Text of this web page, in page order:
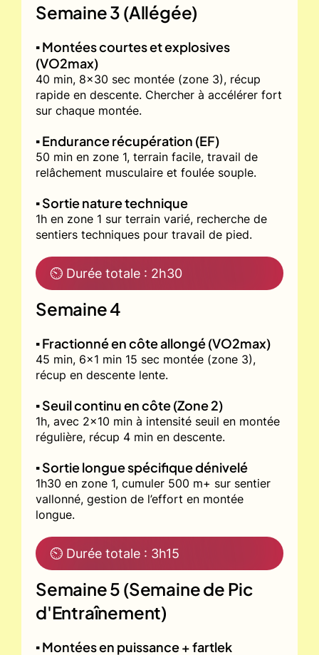
Semaine 3 (Allégée)
▪️ Montées courtes et explosives
(VO2max)
40 min, 8x30 sec montée (zone 3), récup
rapide en descente. Chercher à accélérer fort
sur chaque montée.
▪️ Endurance récupération (EF)
50 min en zone 1, terrain facile, travail de
relâchement musculaire et foulée souple.
▪️ Sortie nature technique
1h en zone 1 sur terrain varié, recherche de
sentiers techniques pour travail de pied.
⏲ Durée totale : 2h30
Semaine 4
▪️ Fractionné en côte allongé (VO2max)
45 min, 6x1 min 15 sec montée (zone 3),
récup en descente lente.
▪️ Seuil continu en côte (Zone 2)
1h, avec 2x10 min à intensité seuil en montée
régulière, récup 4 min en descente.
▪️ Sortie longue spécifique dénivelé
1h30 en zone 1, cumuler 500 m+ sur sentier
vallonné, gestion de l’effort en montée
longue.
⏲ Durée totale : 3h15
Semaine 5 (Semaine de Pic
d'Entraînement)
▪️ Montées en puissance + fartlek